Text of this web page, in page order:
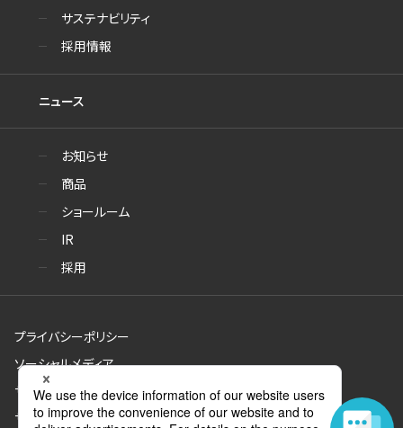
サステナビリティ
採用情報
ニュース
お知らせ
商品
ショールーム
IR
採用
プライバシーポリシー
ソーシャルメディア
サイトのご利用について
サイトマップ